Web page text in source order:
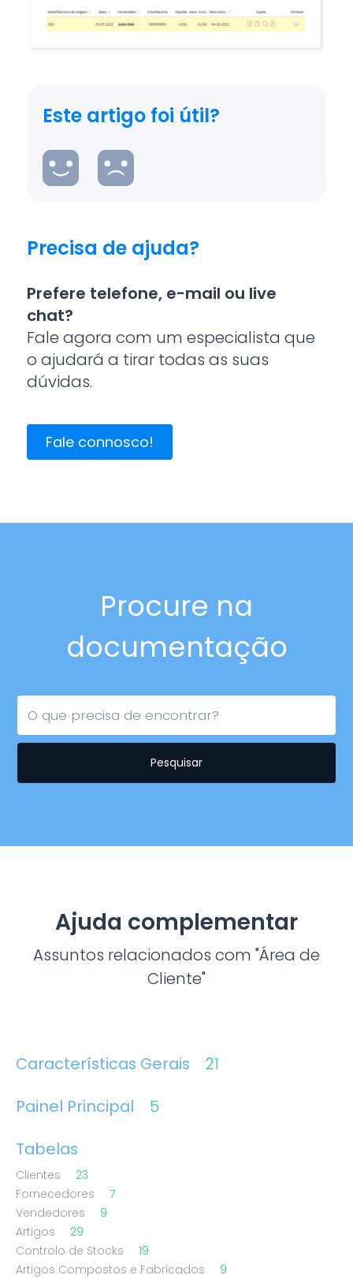
Este artigo foi útil?
Precisa de ajuda?
Prefere telefone, e-mail ou live
chat?
Fale agora com um especialista que
o ajudará a tirar todas as suas
dúvidas.
Fale connosco!
Procure na
documentação
Pesquisar
Ajuda complementar
Assuntos relacionados com "Área de
Cliente"
Características Gerais
21
Painel Principal
5
Tabelas
Clientes
23
Fornecedores
7
Vendedores
9
Artigos
29
Controlo de Stocks
19
Artigos Compostos e Fabricados
9